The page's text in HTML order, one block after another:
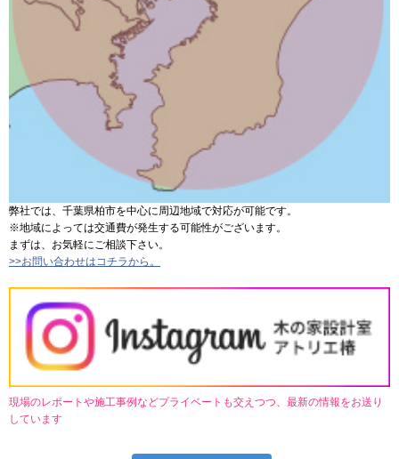
弊社では、千葉県柏市を中心に周辺地域で対応が可能です。
※地域によっては交通費が発生する可能性がございます。
まずは、お気軽にご相談下さい。
>>お問い合わせはコチラから。
現場のレポートや施工事例などプライベートも交えつつ、最新の情報をお送り
しています